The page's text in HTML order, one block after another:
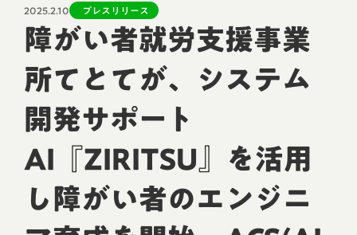
2025.2.10 プレスリリース
障がい者就労支援事業
所てとてが、システム
開発サポート
AI『ZIRITSU』を活用
し障がい者のエンジニ